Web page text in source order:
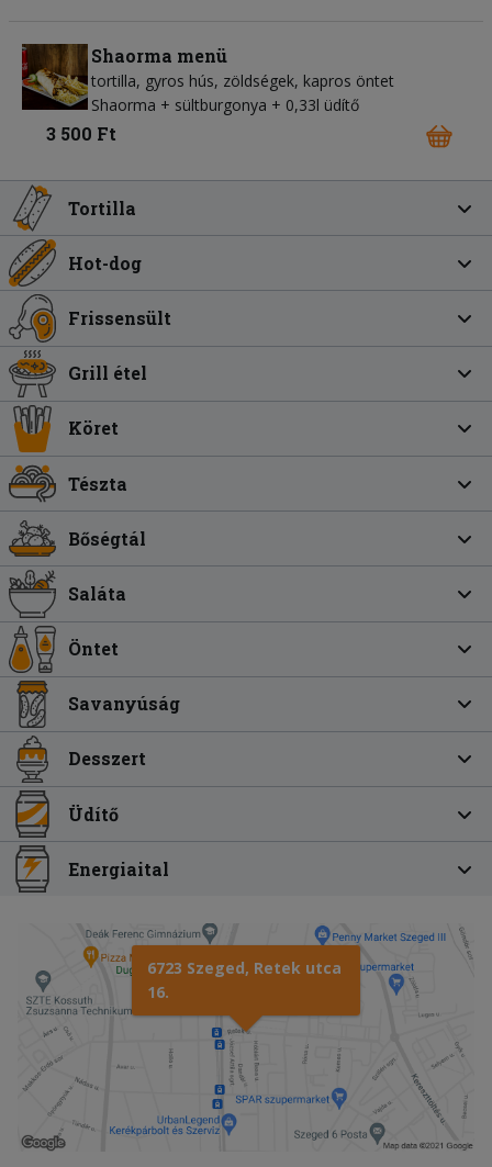
Shaorma menü
tortilla gyros hús zöldségek kapros öntet
Shaorma + sültburgonya + 0,33l üdítő
3 500 Ft
Tortilla
Hot-dog
Frissensült
Grill étel
Köret
Tészta
Bőségtál
Saláta
Öntet
Savanyúság
Desszert
Üdítő
Energiaital
6723 Szeged, Retek utca
16.